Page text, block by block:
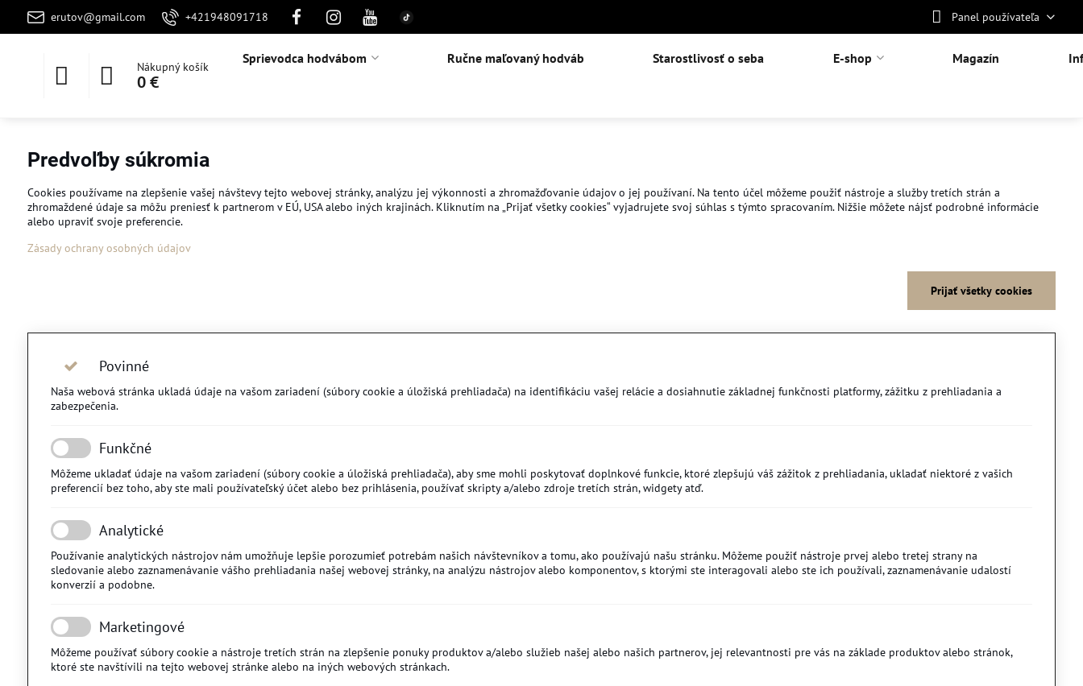
erutov@gmail.com +421948091718 Panel používateľa
Nákupný košík
0 €
Sprievodca hodvábom Ručne maľovaný hodváb Starostlivosť o seba E-shop Magazín
Predvoľby súkromia
Cookies používame na zlepšenie vašej návštevy tejto webovej stránky, analýzu jej výkonnosti a zhromažďovanie údajov o jej používaní. Na tento účel môžeme použiť nástroje a služby tretích strán a
zhromaždené údaje sa môžu preniesť k partnerom v EÚ, USA alebo iných krajinách. Kliknutím na „Prijať všetky cookies“ vyjadrujete svoj súhlas s týmto spracovaním. Nižšie môžete nájsť podrobné informácie
alebo upraviť svoje preferencie.
Zásady ochrany osobných údajov
Prijať všetky cookies
Povinné
Naša webová stránka ukladá údaje na vašom zariadení (súbory cookie a úložiská prehliadača) na identifikáciu vašej relácie a dosiahnutie základnej funkčnosti platformy, zážitku z prehliadania a
zabezpečenia.
Funkčné
Môžeme ukladať údaje na vašom zariadení (súbory cookie a úložiská prehliadača), aby sme mohli poskytovať doplnkové funkcie, ktoré zlepšujú váš zážitok z prehliadania, ukladať niektoré z vašich
preferencií bez toho, aby ste mali používateľský účet alebo bez prihlásenia, používať skripty a/alebo zdroje tretích strán, widgety atď.
Analytické
Používanie analytických nástrojov nám umožňuje lepšie porozumieť potrebám našich návštevníkov a tomu, ako používajú našu stránku. Môžeme použiť nástroje prvej alebo tretej strany na
sledovanie alebo zaznamenávanie vášho prehliadania našej webovej stránky, na analýzu nástrojov alebo komponentov, s ktorými ste interagovali alebo ste ich používali, zaznamenávanie udalostí
konverzií a podobne.
Marketingové
Môžeme používať súbory cookie a nástroje tretích strán na zlepšenie ponuky produktov a/alebo služieb našej alebo našich partnerov, jej relevantnosti pre vás na základe produktov alebo stránok,
ktoré ste navštívili na tejto webovej stránke alebo na iných webových stránkach.